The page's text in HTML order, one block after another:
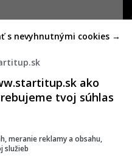
Richard sa k
si jednosmernú
že pán, ku ktorému
ako
tvoj súhlas
meranie reklamy a obsahu,
služieb
s nevyhnutnými cookies →